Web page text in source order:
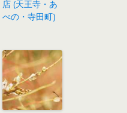
店 (天王寺・あ
べの・寺田町)